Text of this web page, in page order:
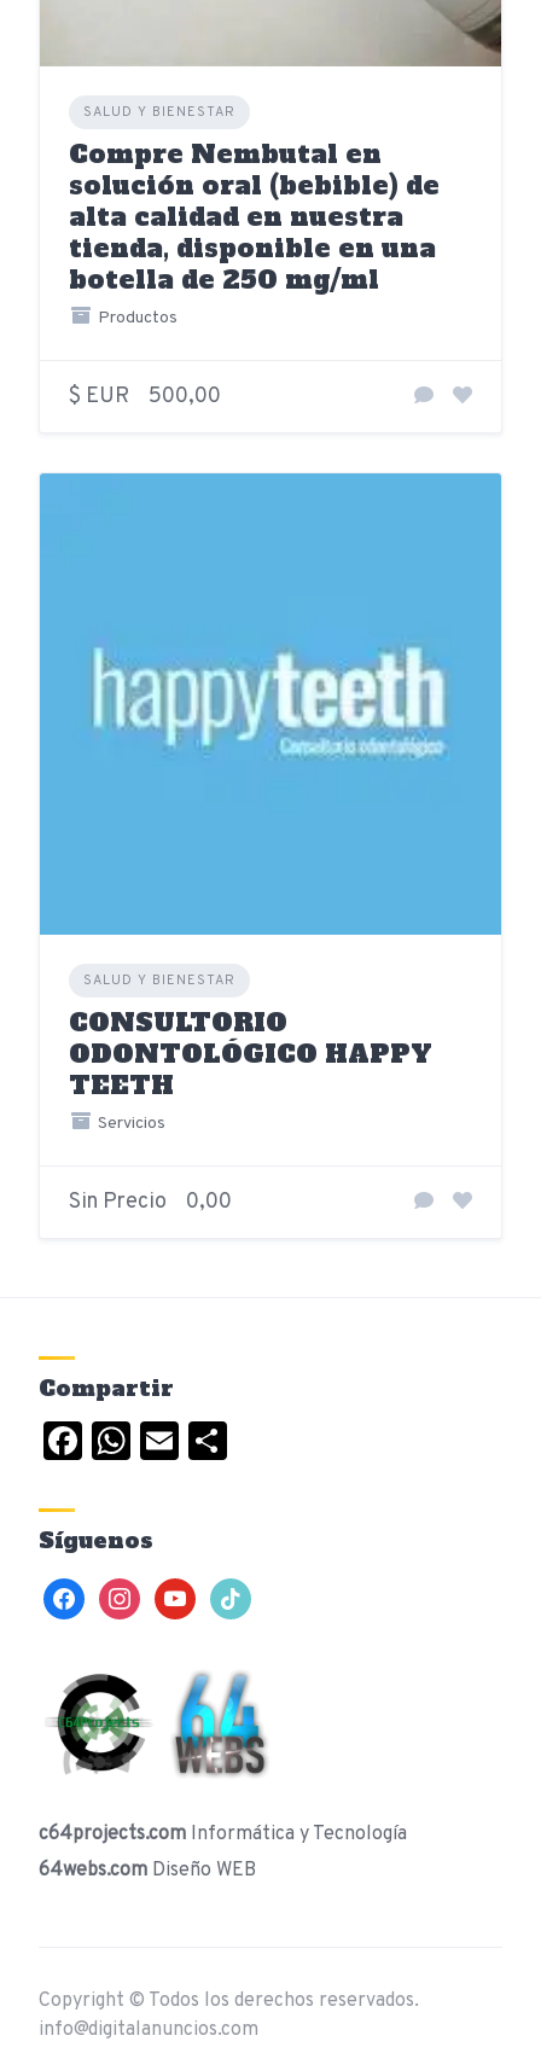
SALUD Y BIENESTAR
Compre Nembutal en
solución oral (bebible) de
alta calidad en nuestra
tienda, disponible en una
botella de 250 mg/ml
Productos
$ EUR 500,00
SALUD Y BIENESTAR
CONSULTORIO
ODONTOLÓGICO HAPPY
TEETH
Servicios
Sin Precio 0,00
Compartir
Facebook
WhatsApp
Email
Síguenos
facebookinstagramyoutubetiktok
c64projects.com Informática y Tecnología
64webs.com Diseño WEB
Copyright © Todos los derechos reservados.
info@digitalanuncios.com